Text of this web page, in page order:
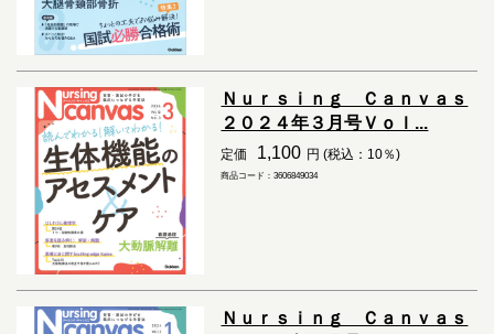
Ｎｕｒｓｉｎｇ Ｃａｎｖａｓ
２０２４年３月号Ｖｏｌ...
定価 1,100 円 (税込：10％)
商品コード：3606849034
Ｎｕｒｓｉｎｇ Ｃａｎｖａｓ